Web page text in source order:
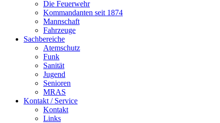
Die Feuerwehr
Kommandanten seit 1874
Mannschaft
Fahrzeuge
Sachbereiche
Atemschutz
Funk
Sanität
Jugend
Senioren
MRAS
Kontakt / Service
Kontakt
Links